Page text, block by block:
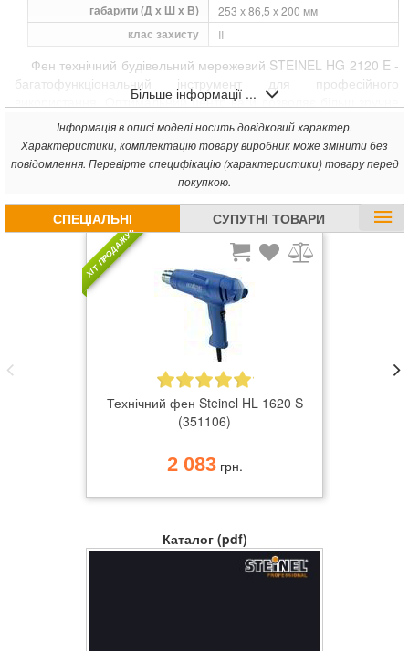
габарити (Д х Ш х В) 253 х 86,5 х 200 мм
клас захисту II
Фен технічний будівельний мережевий STEINEL HG 2120 E -
багатофункціональний інструмент для професійного
використання. Оптимальний центр ваги дозволяє більш зручне
використання термовоздуходувки в роботі, навіть однією рукою.
Нові додаткові опції: захисний пиловий фільтр і терморегулятор
HL Scan.
Великий вибір різних додаткових насадок забезпечать
ефективну обробку будь-якої потрібної поверхні, і допоможуть
дістатися до найважчих місць. Ефективності та комфорту
роботі технічного фену додає потужний 2200 ватний двигун,
прихований під оригінальною Теплотривкість корпусом з
ергономічною, виконаної за найостаннішими розробками,
ручкою. Прогумовані елементи агрегату не дадуть руці ковзати
і захистять від удару електричним струмом.
Більше інформації ...
Інформація в описі моделі носить довідковий характер.
Характеристики, комплектацію товару виробник може змінити без
повідомлення. Перевірте специфікацію (характеристики) товару перед
покупкою.
СПЕЦІАЛЬНІ
ПРОПОЗИЦІЇ
СУПУТНІ ТОВАРИ
ХІТ ПРОДАЖУ
Технічний фен Steinel HL 1620 S
(351106)
2 083грн.
Каталог (pdf)